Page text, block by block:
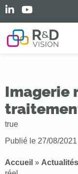
Imagerie
true
Publié le 27/08/2021
Accueil » Actualités